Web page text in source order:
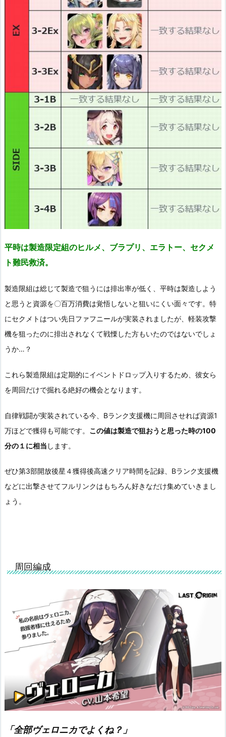
平時は製造限定組のヒルメ、ブラプリ、エラトー、セクメ
ト難民救済。
製造限組は総じて製造で狙うには排出率が低く、平時は製造しよう
と思うと資源を〇百万消費は覚悟しないと狙いにくい面々です。特
にセクメトはつい先日ファフニールが実装されましたが、軽装攻撃
機を狙ったのに排出されなくて戦慄した方もいたのではないでしょ
うか…？
これら製造限組は定期的にイベントドロップ入りするため、彼女ら
を周回だけで掘れる絶好の機会となります。
自律戦闘が実装されている今、Bランク支援機に周回させれば資源1
万ほどで獲得も可能です。 この値は製造で狙おうと思った時の100
分の１に相当 します。
ぜひ第3部開放後星４獲得後高速クリア時間を記録、Bランク支援機
などに出撃させてフルリンクはもちろん好きなだけ集めていきまし
ょう。
周回編成
「全部ヴェロニカでよくね？」